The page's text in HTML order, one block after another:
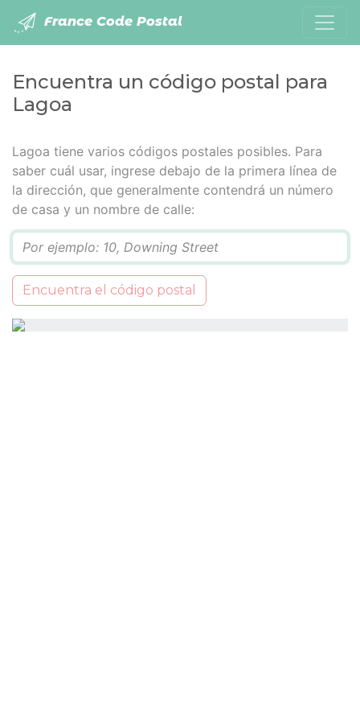
France Code Postal
Encuentra un código postal para
Lagoa
Lagoa tiene varios códigos postales posibles. Para
saber cuál usar, ingrese debajo de la primera línea de
la dirección, que generalmente contendrá un número
de casa y un nombre de calle:
Encuentra el código postal